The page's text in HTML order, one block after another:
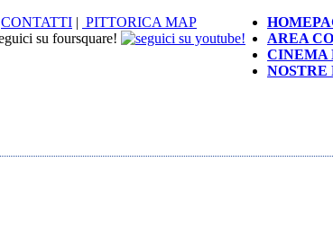
CONTATTI | PITTORICA MAP
AREA
CINEMA
NOSTRE